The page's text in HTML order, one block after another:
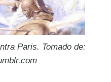
Paris. Tomado de: